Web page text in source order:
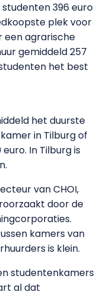
396 euro
plek voor
een agrarische
gemiddeld 257
het best
het duurste
in Tilburg of
In Tilburg is
van CHOI,
door de
kamers van
is klein.
studentenkamers
al dat